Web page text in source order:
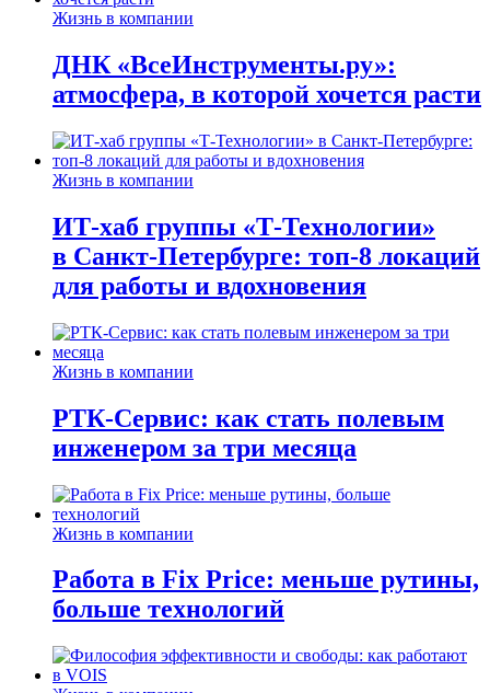
Жизнь в компании
ДНК «ВсеИнструменты.ру»:
атмосфера, в которой хочется расти
Жизнь в компании
ИТ-хаб группы «Т-Технологии»
в Санкт-Петербурге: топ-8 локаций
для работы и вдохновения
Жизнь в компании
РТК-Сервис: как стать полевым
инженером за три месяца
Жизнь в компании
Работа в Fix Price: меньше рутины,
больше технологий